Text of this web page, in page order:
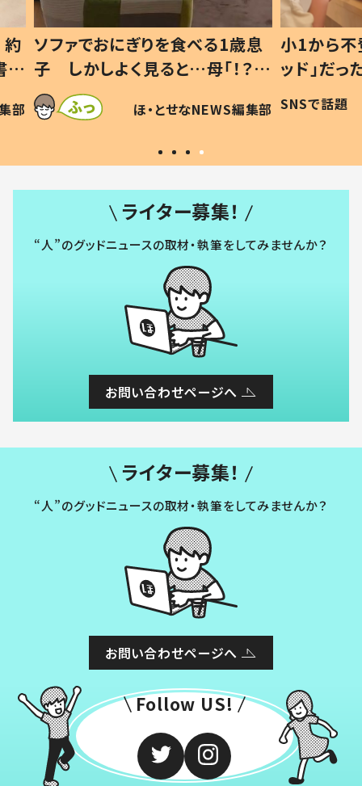
歳息
？」
可愛
編集部
小1から不登校、息子は「ギフテ
ッド」だった 父が“ウチ給食”を
作り続ける理由とは #令和の親
#令和の子
SNSで話題 ほ・とせなNEWS編集部
ひ孫
が、抱
「涙
い」
ライター募集！
“人”のグッドニュースの取材・執筆をしてみませんか？
お問い合わせページへ
ライター募集！
“人”のグッドニュースの取材・執筆をしてみませんか？
お問い合わせページへ
Follow US!